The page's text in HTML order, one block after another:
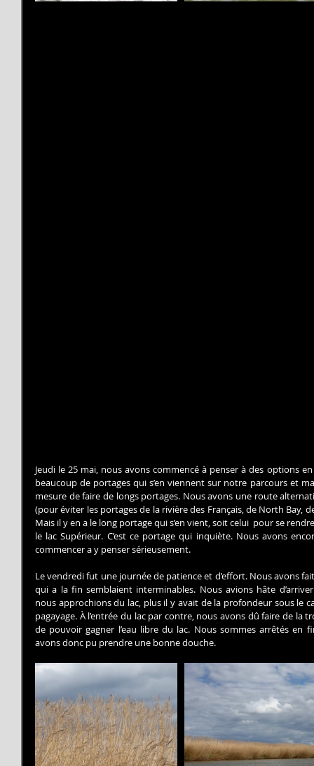
Jeudi le 25 mai, nous avons commencé à penser à des options
beaucoup de portages qui s’en viennent sur notre parcours et
mesure de faire de longs portages. Nous avons une route
(pour éviter les portages de la rivière des Français, de North Bay,
Mais il y en a le long portage qui s’en vient, soit celui  pour se
le lac Supérieur. C’est ce portage qui inquiète. Nous avons
commencer a y penser sérieusement.
Le vendredi fut une journée de patience et d’effort. Nous avons
qui a la fin semblaient interminables. Nous avions hâte
nous approchions du lac, plus il y avait de la profondeur sous le
pagayage. À l’entrée du lac par contre, nous avons dû faire de la
de pouvoir gagner l’eau libre du lac. Nous sommes arrêtés en
avons donc pu prendre une bonne douche.